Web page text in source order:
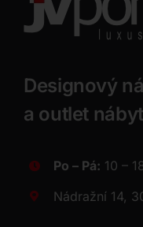
Designový
a outlet
Po – Pá: 10 –
Nádražní 14,